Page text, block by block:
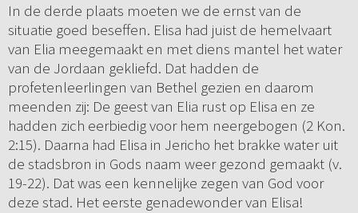
In de derde plaats moeten we de ernst van de
situatie goed beseffen. Elisa had juist de hemelvaart
van Elia meegemaakt en met diens mantel het water
van de Jordaan gekliefd. Dat hadden de
profetenleerlingen van Bethel gezien en daarom
meenden zij: De geest van Elia rust op Elisa en ze
hadden zich eerbiedig voor hem neergebogen (2 Kon.
2:15). Daarna had Elisa in Jericho het brakke water uit
de stadsbron in Gods naam weer gezond gemaakt (v.
19-22). Dat was een kennelijke zegen van God voor
deze stad. Het eerste genadewonder van Elisa!